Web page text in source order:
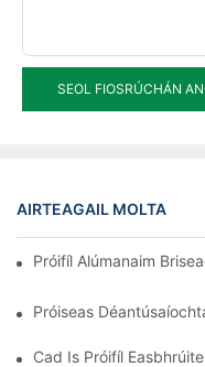
SEOL FIOSRÚCHÁN
AIRTEAGAIL MOLTA
Próifíl Alúmanaim
Próiseas
Cad Is Próifíl